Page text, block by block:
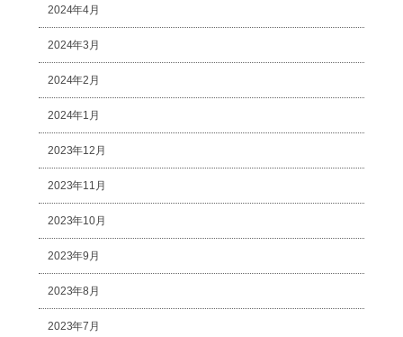
2024年4月
2024年3月
2024年2月
2024年1月
2023年12月
2023年11月
2023年10月
2023年9月
2023年8月
2023年7月